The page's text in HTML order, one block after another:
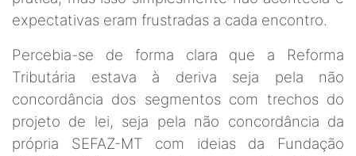
expectativas eram frustradas a cada encontro.
Percebia-se de forma clara que a Reforma
Tributária estava à deriva seja pela não
concordância dos segmentos com trechos do
projeto de lei, seja pela não concordância da
própria SEFAZ-MT com ideias da Fundação